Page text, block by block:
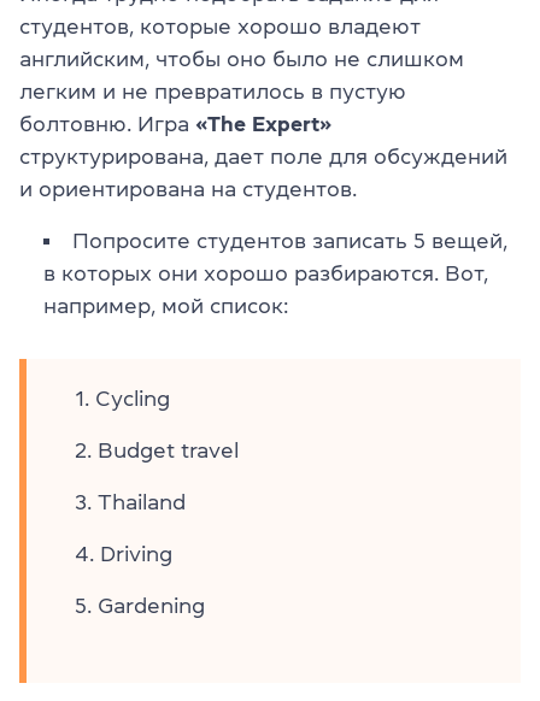
студентов, которые хорошо владеют
английским, чтобы оно было не слишком
легким и не превратилось в пустую
болтовню. Игра «The Expert»
структурирована, дает поле для обсуждений
и ориентирована на студентов.
Попросите студентов записать 5 вещей,
в которых они хорошо разбираются. Вот,
например, мой список:
Cycling
Budget travel
Thailand
Driving
Gardening